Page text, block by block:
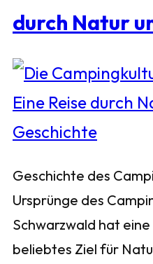
durch Natur
Geschichte des
Ursprünge des
Schwarzwald hat
beliebtes Ziel für